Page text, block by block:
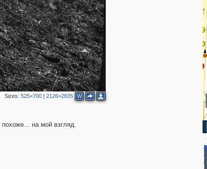
Sizes:525×700 |2126×2835 W
похоже... на мой взгляд.
4
2
6